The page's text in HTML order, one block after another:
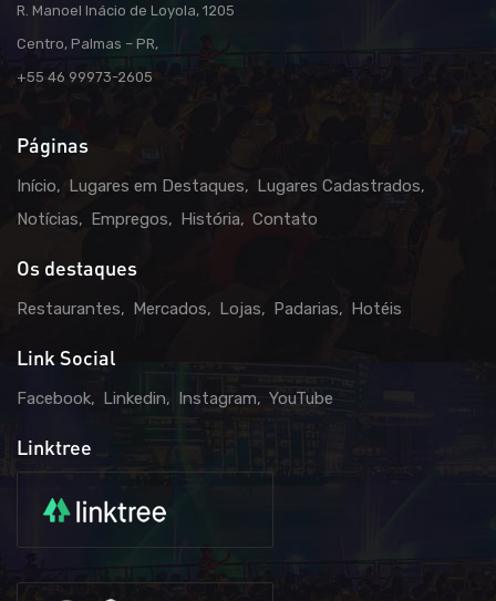
R. Manoel Inácio de Loyola, 1205
Centro, Palmas – PR,
+55 46 99973-2605
Páginas
Início Lugares em Destaques
Lugares Cadastrados
Notícias
Empregos História Contato
Os destaques
Restaurantes Mercados Lojas Padarias Hotéis
Link Social
Facebook Linkedin Instagram YouTube
Linktree